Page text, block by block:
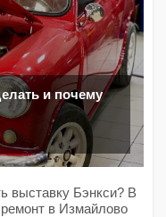
и почему
выставку Бэнкси? В
в Измайлово